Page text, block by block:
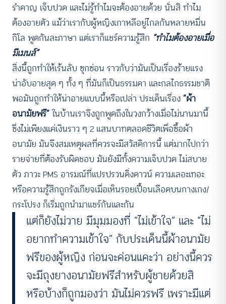
รำคาญ เจ็บปวด และไม่รู้ทำไมจะต้องอายด้วย นั่นสิ ทำไม
ต้องอายตัว แม้ว่าเรากับผู้หญิงเกาหลีอยู่ไกลกันหลายหมื่น
กิโล พูดกันละภาษา แต่เราก็แชร์ความรู้สึก “ทำไมต้องอายเมื่อ
มีเมนส์”
สิ่งนี้ถูกทำให้เร้นลับ ซุกซ่อน ราวกับว่ามันเป็นเรื่องร้ายแรง
น่าอับอายสุด ๆ ทั้ง ๆ ที่มันก็เป็นธรรมดา และกลไกธรรมชาติ
พอมันถูกทำให้น่าอายแบบนี้หรือเปล่า ประเด็นเรื่อง“ผ้า
อนามัยฟรี”ในบ้านเราจึงถูกพูดถึงในวงกว้างเมื่อไม่นานมานี้
ซึ่งไม่เพียงแค่เงินราว ๆ 2 แสนบาทตลอดชีวิตเพื่อซื้อผ้า
อนามัย มันจึงสมเหตุผลที่ควรจะมีสวัสดิการนี้ แต่มากไปกว่า
รายจ่ายที่ต้องรับผิดชอบ มันยังมีทั้งความเจ็บปวด ไม่สบาย
ตัว ภาวะ PMS อารมณ์ที่แปรปรวนดิ่งดาวน์ ความเลอะเทอะ
หรือความรู้สึกถูกรังเกียจเมื่อเห็นรอยเปื้อนเลือดบนกางเกง/
กระโปรง ก็เริ่มถูกนำมาแชร์กันและกัน
แต่ก็ยังไม่วาย มีมุมมองที่ “ไม่เข้าใจ” และ “ไม่
อยากทำความเข้าใจ” กับประเด็นนี้ผ้าอนามัย
ฟรีของผู้หญิง ก่อนจะค่อนแคะว่า อย่างนี้ควร
จะมีถุงยางอนามัยฟรีสำหรับผู้ชายด้วยสิ
หรือบ้างก็ถูกมองว่า มันไม่ควรฟรี เพราะมีแต่